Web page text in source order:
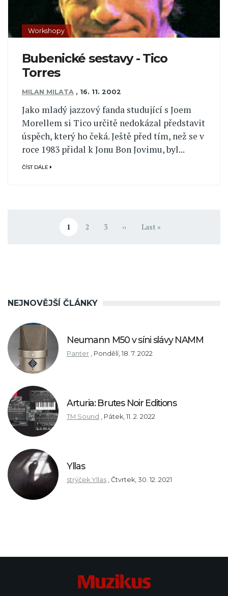
Workshopy
Bubenické sestavy - Tico
Torres
MILAN MILATA , 16. 11. 2002
Jako mladý jazzový fanda studující s Joem
Morellem si Tico určitě nedokázal představit
úspěch, který ho čeká. Ještě před tím, než se v
roce 1983 přidal k Jonu Bon Jovimu, byl...
ČÍST DÁLE
Aktuální stránka
1 Stránka
2 Stránka
3 Následující stránka
›› Poslední stránka
Last »
NEJNOVĚJŠÍ ČLÁNKY
Neumann M50 v síni slávy NAMM
Panter , Pondělí, 18. 7. 2022
Arturia: Brutes Noir Editions
TM Sound , Pátek, 11. 2. 2022
Yllas
strýček Yllas , Čtvrtek, 30. 12. 2021